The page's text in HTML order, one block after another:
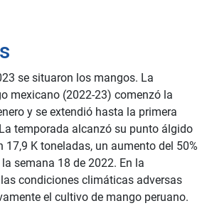
se situaron los mangos. La
mexicano (2022-23) comenzó la
y se extendió hasta la primera
temporada alcanzó su punto álgido
17,9 K toneladas, un aumento del 50%
semana 18 de 2022. En la
condiciones climáticas adversas
el cultivo de mango peruano.